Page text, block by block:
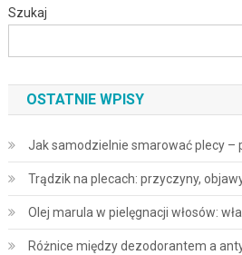
Szukaj
OSTATNIE WPISY
Jak samodzielnie smarować plecy –
Trądzik na plecach: przyczyny,
Olej marula w pielęgnacji włosów:
Różnice między dezodorantem a